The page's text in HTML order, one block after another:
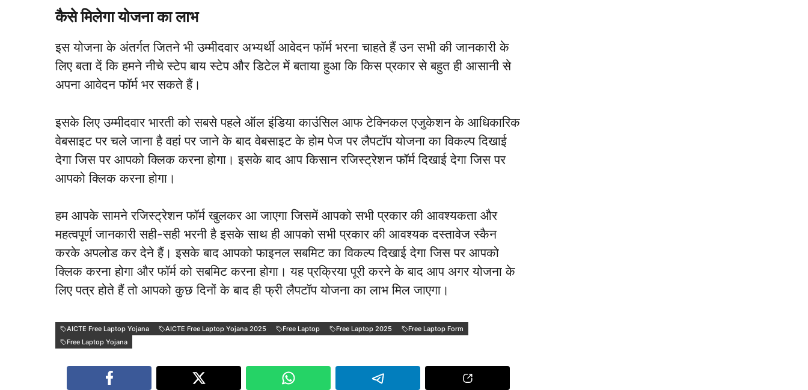
कैसे मिलेगा योजना का लाभ
इस योजना के अंतर्गत जितने भी उम्मीदवार अभ्यर्थी आवेदन फॉर्म भरना चाहते हैं उन सभी की जानकारी के
लिए बता दें कि हमने नीचे स्टेप बाय स्टेप और डिटेल में बताया हुआ कि किस प्रकार से बहुत ही आसानी से
अपना आवेदन फॉर्म भर सकते हैं।
इसके लिए उम्मीदवार भारती को सबसे पहले ऑल इंडिया काउंसिल आफ टेक्निकल एजुकेशन के आधिकारिक
वेबसाइट पर चले जाना है वहां पर जाने के बाद वेबसाइट के होम पेज पर लैपटॉप योजना का विकल्प दिखाई
देगा जिस पर आपको क्लिक करना होगा। इसके बाद आप किसान रजिस्ट्रेशन फॉर्म दिखाई देगा जिस पर
आपको क्लिक करना होगा।
हम आपके सामने रजिस्ट्रेशन फॉर्म खुलकर आ जाएगा जिसमें आपको सभी प्रकार की आवश्यकता और
महत्वपूर्ण जानकारी सही-सही भरनी है इसके साथ ही आपको सभी प्रकार की आवश्यक दस्तावेज स्कैन
करके अपलोड कर देने हैं। इसके बाद आपको फाइनल सबमिट का विकल्प दिखाई देगा जिस पर आपको
क्लिक करना होगा और फॉर्म को सबमिट करना होगा। यह प्रक्रिया पूरी करने के बाद आप अगर योजना के
लिए पत्र होते हैं तो आपको कुछ दिनों के बाद ही फ्री लैपटॉप योजना का लाभ मिल जाएगा।
AICTE Free Laptop Yojana AICTE Free Laptop Yojana 2025 Free Laptop Free Laptop 2025
Free Laptop Form
Free Laptop Yojana